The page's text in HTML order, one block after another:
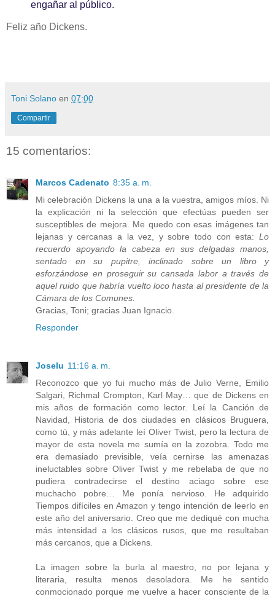
engañar al público.
Feliz año Dickens.
Toni Solano en 07:00
Compartir
15 comentarios:
Marcos Cadenato 8:35 a. m.
Mi celebración Dickens la una a la vuestra, amigos míos. Ni
la explicación ni la selección que efectúas pueden ser
susceptibles de mejora. Me quedo con esas imágenes tan
lejanas y cercanas a la vez, y sobre todo con esta: Lo
recuerdo apoyando la cabeza en sus delgadas manos,
sentado en su pupitre, inclinado sobre un libro y
esforzándose en proseguir su cansada labor a través de
aquel ruido que habría vuelto loco hasta al presidente de la
Cámara de los Comunes.
Gracias, Toni; gracias Juan Ignacio.
Responder
Joselu 11:16 a. m.
Reconozco que yo fui mucho más de Julio Verne, Emilio
Salgari, Richmal Crompton, Karl May… que de Dickens en
mis años de formación como lector. Leí la Canción de
Navidad, Historia de dos ciudades en clásicos Bruguera,
como tú, y más adelante leí Oliver Twist, pero la lectura de
mayor de esta novela me sumía en la zozobra. Todo me
era demasiado previsible, veía cernirse las amenazas
ineluctables sobre Oliver Twist y me rebelaba de que no
pudiera contradecirse el destino aciago sobre ese
muchacho pobre… Me ponía nervioso. He adquirido
Tiempos difíciles en Amazon y tengo intención de leerlo en
este año del aniversario. Creo que me dediqué con mucha
más intensidad a los clásicos rusos, que me resultaban
más cercanos, que a Dickens.
La imagen sobre la burla al maestro, no por lejana y
literaria, resulta menos desoladora. Me he sentido
conmocionado porque me vuelve a hacer consciente de la